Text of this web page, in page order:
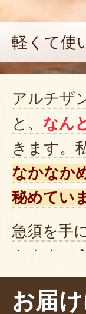
軽くて使
アルチザ
と、 なん
きます。
なかなか
秘めてい
急須を手
きます。
んとも可
まるのも
お届